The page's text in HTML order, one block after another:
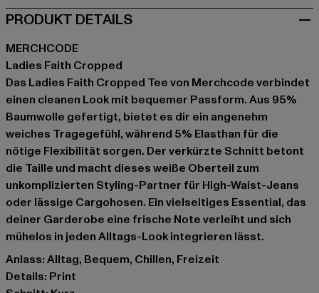
PRODUKT DETAILS
MERCHCODE
Ladies Faith Cropped
Das Ladies Faith Cropped Tee von Merchcode verbindet
einen cleanen Look mit bequemer Passform. Aus 95%
Baumwolle gefertigt, bietet es dir ein angenehm
weiches Tragegefühl, während 5% Elasthan für die
nötige Flexibilität sorgen. Der verkürzte Schnitt betont
die Taille und macht dieses weiße Oberteil zum
unkomplizierten Styling-Partner für High-Waist-Jeans
oder lässige Cargohosen. Ein vielseitiges Essential, das
deiner Garderobe eine frische Note verleiht und sich
mühelos in jeden Alltags-Look integrieren lässt.
Anlass: Alltag, Bequem, Chillen, Freizeit
Details: Print